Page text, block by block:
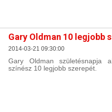
Gary Oldman 10 legjobb
2014-03-21 09:30:00
Gary Oldman születésnapja
színész 10 legjobb szerepét.